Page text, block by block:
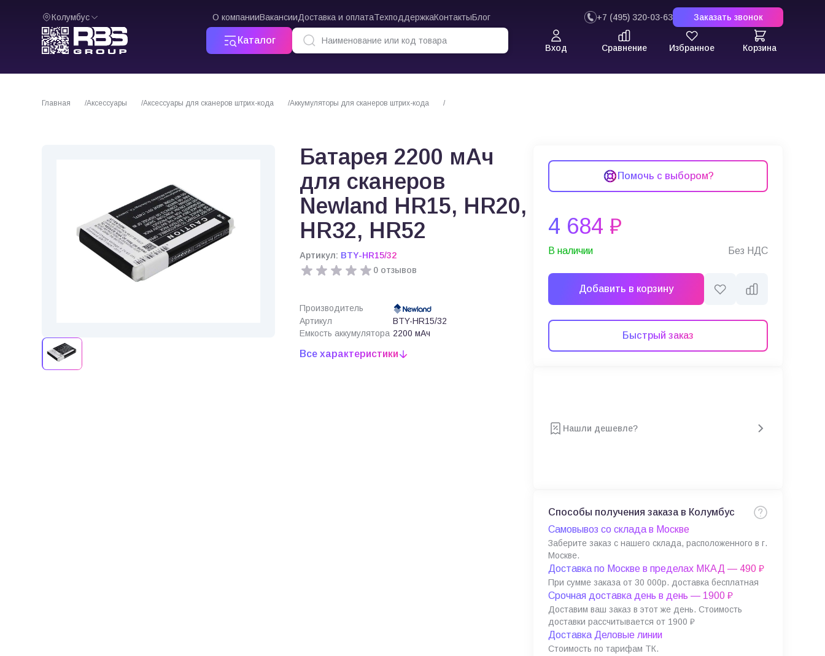
Колумбус О компанииВакансииДоставка и оплатаТехподдержкаКонтактыБлог +7 (495) 320-03-63 Заказать звонок
Каталог
Вход Сравнение Избранное Корзина
Главная Аксессуары Аксессуары для сканеров штрих-кода Аккумуляторы для сканеров штрих-кода
Батарея 2200 мАч
для сканеров
Newland HR15, HR20,
HR32, HR52
Артикул: BTY-HR15/32
0 отзывов
Производитель
Артикул
BTY-HR15/32
Емкость аккумулятора 2200 мАч
Все характеристики
Помочь с выбором?
4 684 ₽
В наличии Без НДС
Добавить в корзину
Быстрый заказ
Нашли дешевле?
Способы получения заказа в Колумбус
Самовывоз со склада в Москве
Заберите заказ с нашего склада, расположенного в г.
Москве.
Доставка по Москве в пределах МКАД — 490 ₽
При сумме заказа от 30 000р. доставка бесплатная
Срочная доставка день в день — 1900 ₽
Доставим ваш заказ в этот же день. Стоимость
доставки рассчитывается от 1900 ₽
Доставка Деловые линии
Стоимость по тарифам ТК.